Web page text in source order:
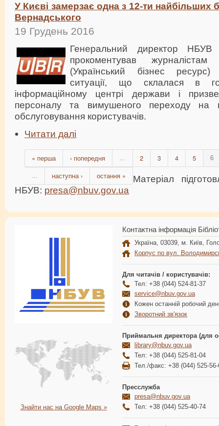
У Києві замерзає одна з 12-ти найбільших
Вернадського
19 Грудень 2016
Генеральний директор
прокоментував
(Український бізнес
ситуації, що склалася в
інформаційному центрі держави і
персоналу та вимушеного переходу на
обслуговування користувачів.
Читати далі
« перша ‹ попередня 2 3 4 5 6
наступна › остання »
Матеріал
НБУВ: presa@nbuv.gov.ua
Знайти нас на Google Maps »
Контактна інформація
Україна, 03039, м. Київ,
Корпус по вул.
Для читачів / користувачів:
Тел: +38 (044) 524-81-37
service@nbuv.gov.ua
Кожен останній робочий
Зворотний зв'язок
Приймальня директора (для
library@nbuv.gov.ua
Тел: +38 (044) 525-81-04
Тел./факс: +38 (044) 525-56-
Пресслужба
presa@nbuv.gov.ua
Тел: +38 (044) 525-40-74